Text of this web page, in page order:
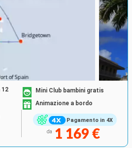
Pagamento in 4X
12
Mini Club bambini gratis
Animazione a bordo
da 1 169 €